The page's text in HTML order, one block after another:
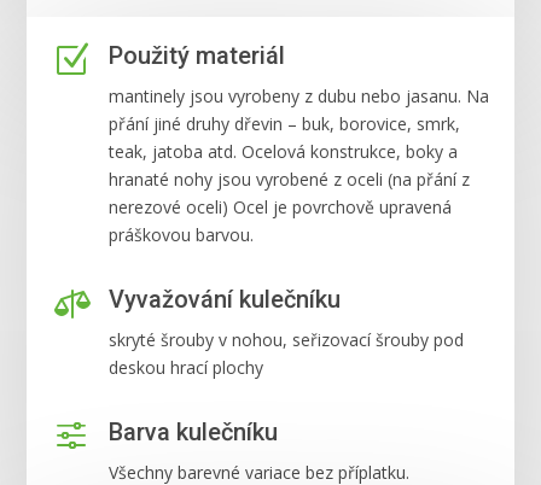
Z Použitý materiál
mantinely jsou vyrobeny z dubu nebo jasanu. Na
přání jiné druhy dřevin – buk, borovice, smrk,
teak, jatoba atd. Ocelová konstrukce, boky a
hranaté nohy jsou vyrobené z oceli (na přání z
nerezové oceli) Ocel je povrchově upravená
práškovou barvou.
 Vyvažování kulečníku
skryté šrouby v nohou, seřizovací šrouby pod
deskou hrací plochy
f Barva kulečníku
Všechny barevné variace bez příplatku.